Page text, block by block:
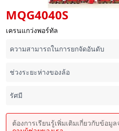
MQG4040S
เครนแกว่งพอร์ทัล
ความสามารถในการยกจัดอันดับ
ช่วงระยะห่างของล้อ
รัศมี
ต้องการเรียนรู้เพิ่มเติมเกี่ยวกับข้อมู